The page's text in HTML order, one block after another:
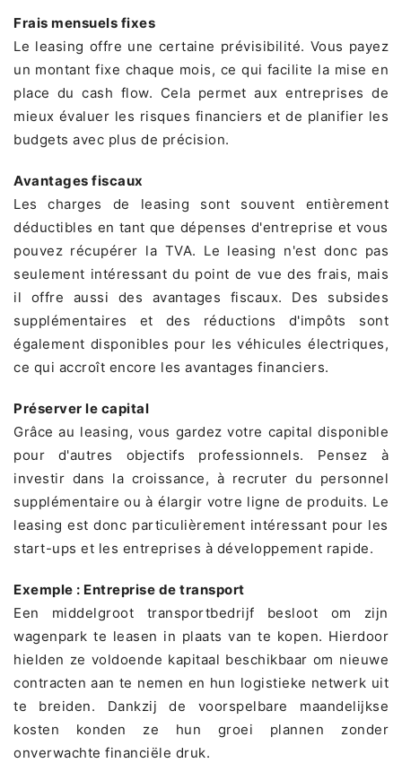
Frais mensuels fixes
Le leasing offre une certaine prévisibilité. Vous payez
un montant fixe chaque mois, ce qui facilite la mise en
place du cash flow. Cela permet aux entreprises de
mieux évaluer les risques financiers et de planifier les
budgets avec plus de précision.
Avantages fiscaux
Les charges de leasing sont souvent entièrement
déductibles en tant que dépenses d'entreprise et vous
pouvez récupérer la TVA. Le leasing n'est donc pas
seulement intéressant du point de vue des frais, mais
il offre aussi des avantages fiscaux. Des subsides
supplémentaires et des réductions d'impôts sont
également disponibles pour les véhicules électriques,
ce qui accroît encore les avantages financiers.
Préserver le capital
Grâce au leasing, vous gardez votre capital disponible
pour d'autres objectifs professionnels. Pensez à
investir dans la croissance, à recruter du personnel
supplémentaire ou à élargir votre ligne de produits. Le
leasing est donc particulièrement intéressant pour les
start-ups et les entreprises à développement rapide.
Exemple : Entreprise de transport
Een middelgroot transportbedrijf besloot om zijn
wagenpark te leasen in plaats van te kopen. Hierdoor
hielden ze voldoende kapitaal beschikbaar om nieuwe
contracten aan te nemen en hun logistieke netwerk uit
te breiden. Dankzij de voorspelbare maandelijkse
kosten konden ze hun groei plannen zonder
onverwachte financiële druk.